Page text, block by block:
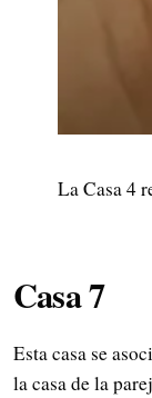
La Casa 4
Casa 7
Esta casa se
la casa de la